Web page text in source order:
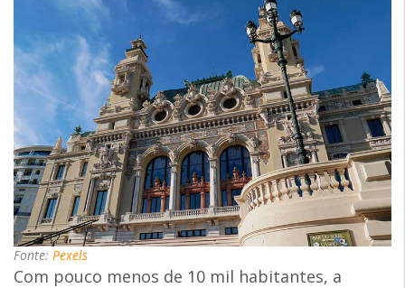
Fonte: Pexels
Com pouco menos de 10 mil habitantes, a